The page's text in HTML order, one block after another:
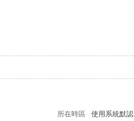
所在時區 使用系統默認